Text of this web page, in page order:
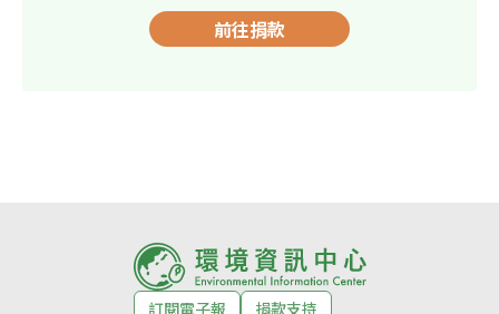
前往捐款
訂閱電子報 捐款支持